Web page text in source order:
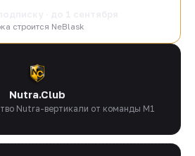
строится NeBlask
Nutra.Club
Nutra-вертикали от команды M1